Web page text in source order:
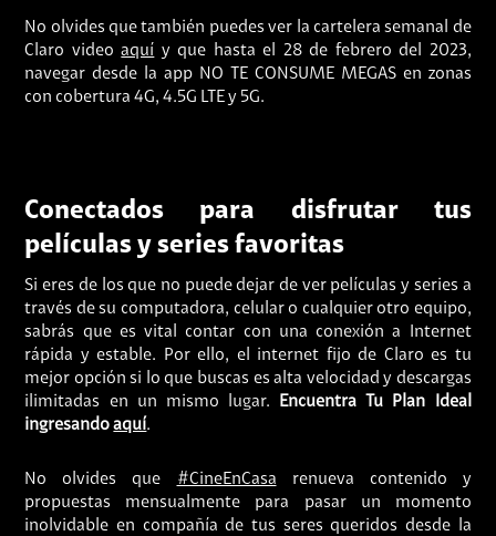
No olvides que también puedes ver la cartelera semanal de
Claro videoaquí y que hasta el 28 de febrero del 2023,
navegar desde la app NO TE CONSUME MEGAS en zonas
con cobertura 4G, 4.5G LTE y 5G.
Conectados para disfrutar tus
películas y series favoritas
Si eres de los que no puede dejar de ver películas y series a
través de su computadora, celular o cualquier otro equipo,
sabrás que es vital contar con una conexión a Internet
rápida y estable. Por ello, el internet fijo de Claro es tu
mejor opción si lo que buscas es alta velocidad y descargas
ilimitadas en un mismo lugar.
Encuentra Tu Plan Ideal
ingresandoaquí.
No olvides que #CineEnCasa renueva contenido y
propuestas mensualmente para pasar un momento
inolvidable en compañía de tus seres queridos desde la